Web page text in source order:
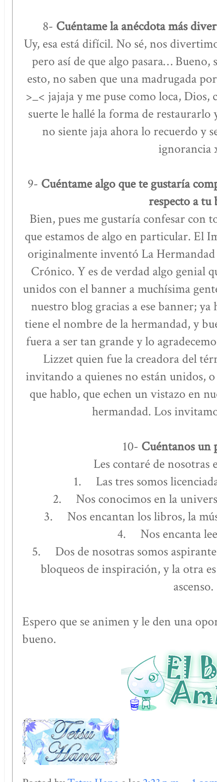
8- Cuéntame la anécdota más
Uy, esa está difícil. No sé, nos
pero así de que algo pasara…
esto, no saben que una madrugada
>_< jajaja y me puse como loca, Dios,
suerte le hallé la forma de restaurarlo
no siente jaja ahora lo recuerdo y
ignorancia
9- Cuéntame algo que te gustaría
respecto a tu
Bien, pues me gustaría confesar con
que estamos de algo en particular. El
originalmente inventó La
Crónico. Y es de verdad algo genial
unidos con el banner a muchísima
nuestro blog gracias a ese banner;
tiene el nombre de la hermandad, y
fuera a ser tan grande y lo
Lizzet quien fue la creadora del
invitando a quienes no están unidos,
que hablo, que echen un vistazo en
hermandad. Los
10- Cuéntanos un
Les contaré de nosotras
1. Las tres somos
2. Nos conocimos en la
3. Nos encantan los libros, la
4. Nos encanta
5. Dos de nosotras somos
bloqueos de inspiración, y la otra
ascenso.
Espero que se animen y le den una
bueno.